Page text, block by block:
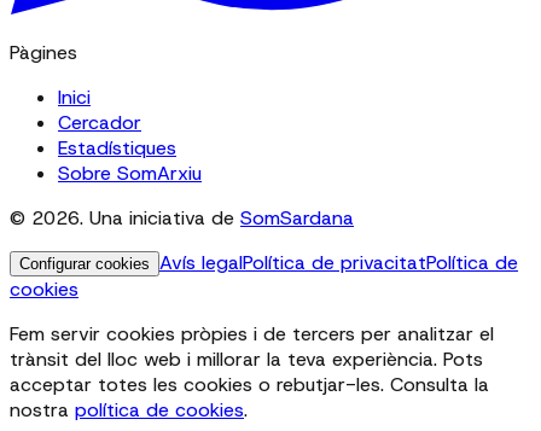
Pàgines
Inici
Cercador
Estadístiques
Sobre SomArxiu
© 2026. Una iniciativa de SomSardana
Configurar cookies Avís legalPolítica de privacitatPolítica de
cookies
Fem servir cookies pròpies i de tercers per analitzar el
trànsit del lloc web i millorar la teva experiència. Pots
acceptar totes les cookies o rebutjar-les. Consulta la
nostra política de cookies.